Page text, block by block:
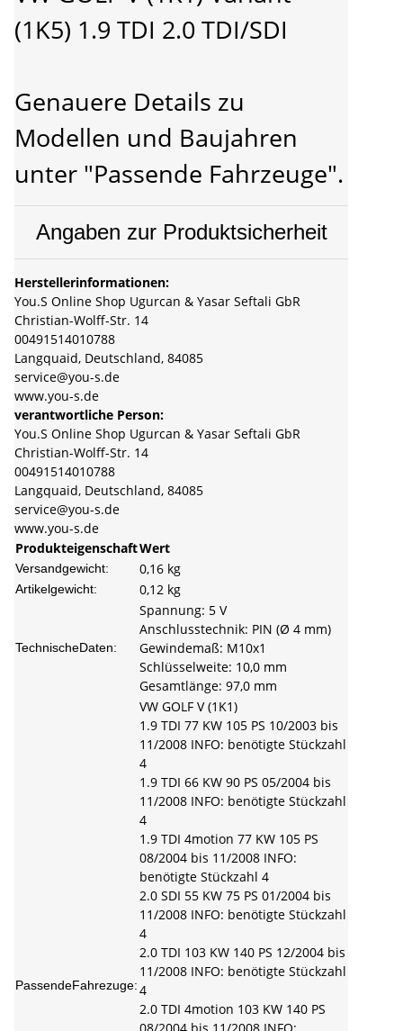
(1K5) 1.9 TDI 2.0 TDI/SDI
Genauere Details zu
Modellen und Baujahren
unter "Passende Fahrzeuge".
Angaben zur Produktsicherheit
Herstellerinformationen:
You.S Online Shop Ugurcan & Yasar Seftali GbR
Christian-Wolff-Str. 14
00491514010788
Langquaid, Deutschland, 84085
service@you-s.de
www.you-s.de
verantwortliche Person:
You.S Online Shop Ugurcan & Yasar Seftali GbR
Christian-Wolff-Str. 14
00491514010788
Langquaid, Deutschland, 84085
service@you-s.de
www.you-s.de
ProdukteigenschaftWert
Versandgewicht: 0,16 kg
Artikelgewicht: 0,12 kg
TechnischeDaten:
Spannung: 5 V
Anschlusstechnik: PIN (Ø 4 mm)
Gewindemaß: M10x1
Schlüsselweite: 10,0 mm
Gesamtlänge: 97,0 mm
PassendeFahrezuge:
VW GOLF V (1K1)
1.9 TDI 77 KW 105 PS 10/2003 bis
11/2008 INFO: benötigte Stückzahl
4
1.9 TDI 66 KW 90 PS 05/2004 bis
11/2008 INFO: benötigte Stückzahl
4
1.9 TDI 4motion 77 KW 105 PS
08/2004 bis 11/2008 INFO:
benötigte Stückzahl 4
2.0 SDI 55 KW 75 PS 01/2004 bis
11/2008 INFO: benötigte Stückzahl
4
2.0 TDI 103 KW 140 PS 12/2004 bis
11/2008 INFO: benötigte Stückzahl
4
2.0 TDI 4motion 103 KW 140 PS